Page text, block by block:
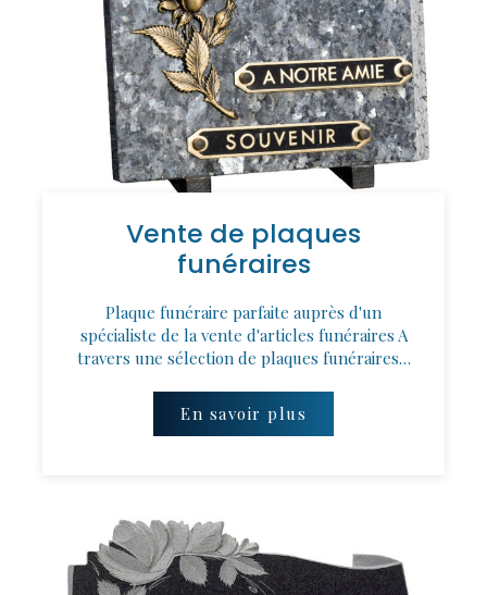
Vente de plaques
funéraires
Plaque funéraire parfaite auprès d'un
spécialiste de la vente d'articles funéraires A
travers une sélection de plaques funéraires…
En savoir plus